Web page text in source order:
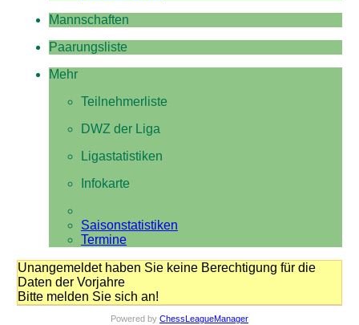
Mannschaften
Paarungsliste
Mehr
Teilnehmerliste
DWZ der Liga
Ligastatistiken
Infokarte
Saisonstatistiken
Termine
Unangemeldet haben Sie keine Berechtigung für die
Daten der Vorjahre
Bitte melden Sie sich an!
Powered by ChessLeagueManager